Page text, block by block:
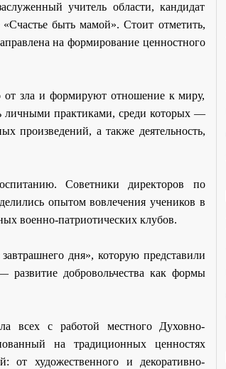
учитель области, кандидат
быть мамой». Стоит отметить,
на формирование ценностного
от зла и формируют отношение к миру,
личными практиками, среди которых —
произведений, а также деятельность,
Советники директоров по
опытом вовлечения учеников в
военно-патриотических клубов.
дня», которую представили
добровольчества как формы
всех с работой местного Духовно-
на традиционных ценностях
от художественного и декоративно-